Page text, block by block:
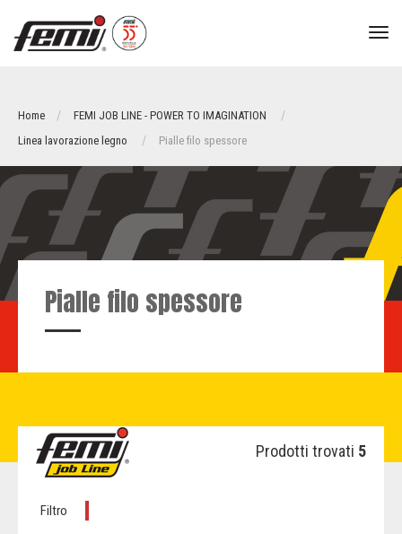
Home
FEMI JOB LINE - POWER TO IMAGINATION
Linea lavorazione legno
Pialle filo spessore
Pialle filo spessore
Prodotti trovati 5
Filtro